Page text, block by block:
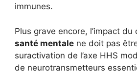
immunes.
Plus grave encore, l’impact du
santé mentale ne doit pas
suractivation de l’axe HHS
de neurotransmetteurs